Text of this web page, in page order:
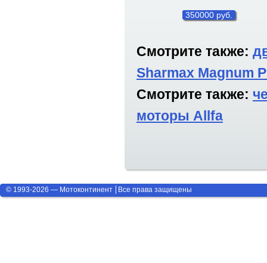
350000 руб.
Смотрите также:
Sharmax Magnum
Смотрите также:
моторы Allfa
© 1993-2026 — Мотоконтинент Все права защищены